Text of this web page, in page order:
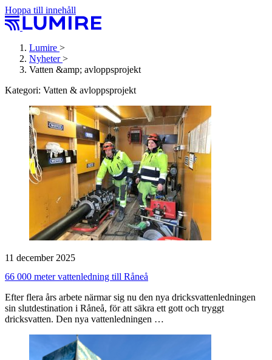
Hoppa till innehåll
Lumire >
Nyheter >
Vatten &amp; avloppsprojekt
Kategori: Vatten & avloppsprojekt
11 december 2025
66 000 meter vattenledning till Råneå
Efter flera års arbete närmar sig nu den nya dricksvattenledningen
sin slutdestination i Råneå, för att säkra ett gott och tryggt
dricksvatten. Den nya vattenledningen …